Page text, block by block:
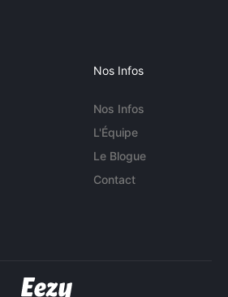
Nos Infos
Nos Infos
L'Équipe
Le Blogue
Contact